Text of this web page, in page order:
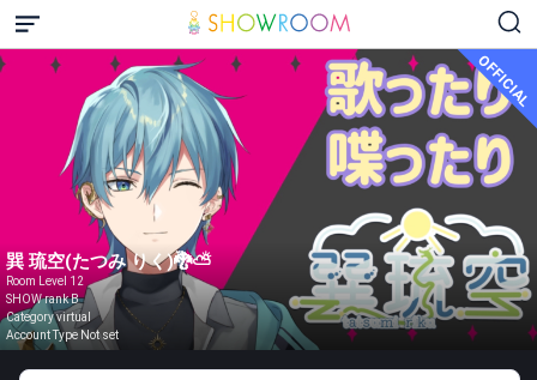
OFFICIAL
巽 琉空(たつみ りく)🐉⛅️
Room Level 12
SHOW rank B
Category virtual
Account Type Not set